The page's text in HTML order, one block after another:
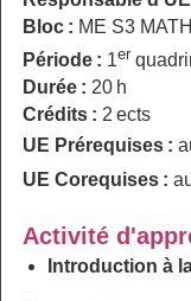
Bloc : ME S3
Période : 1er
Durée : 20 h
Crédits : 2 ects
UE Prérequises :
UE Corequises :
Activité
Introduction à